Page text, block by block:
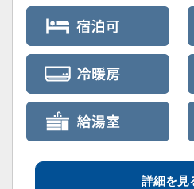
詳細を見